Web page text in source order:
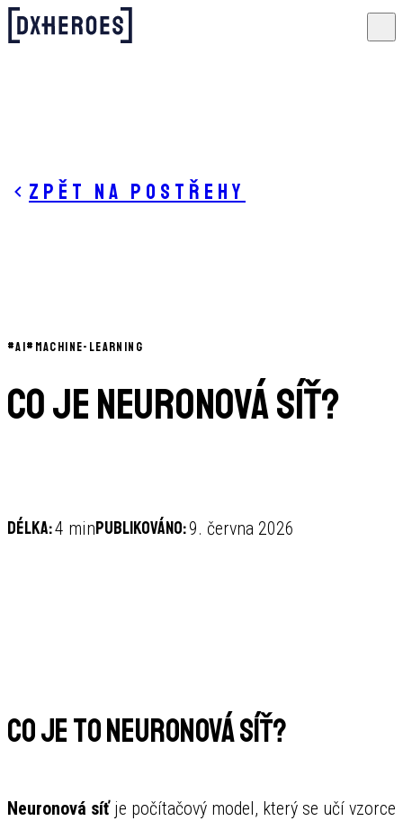
Zpět na postřehy
#AI# MACHINE-LEARNING
Co je neuronová síť?
Délka:4 minPublikováno:9. června 2026
Co je to neuronová síť?
Neuronová síťje počítačový model, který se učí vzorce